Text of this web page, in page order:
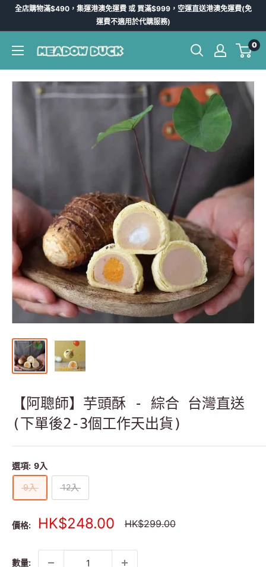
全店購物滿$490，集運港澳免運費 或 買滿$999，空運直送港澳免運費(免
運費不適用於代購服務)
Meadow
台
0
【阿聰師】芋頭酥 - 綜合 台灣直送
(下單後2-3個工作天出貨)
選項: 9入
9入 12入
價格:
銷
價
HK$248.00
正
格
HK$299.00
數量: